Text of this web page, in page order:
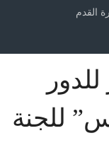
القدم
للجنة